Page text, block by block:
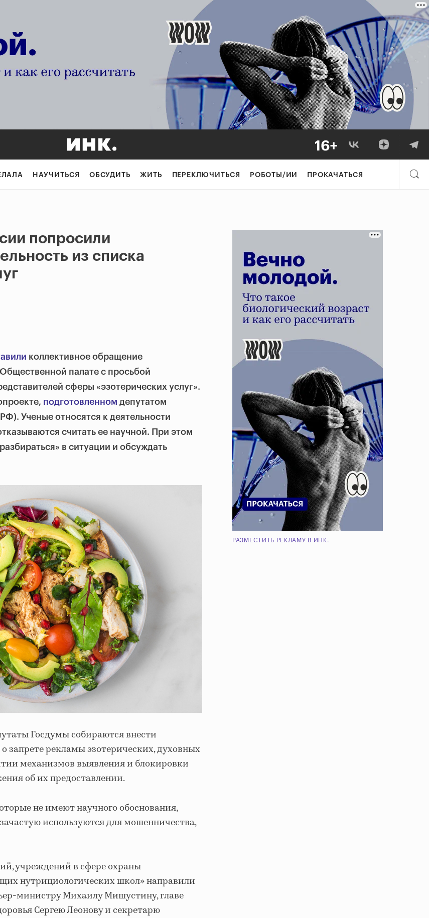
НАУЧИТЬСЯ ОБСУДИТЬ ЖИТЬ ПЕРЕКЛЮЧИТЬСЯ РОБОТЫ/ИИ ПРОКАЧАТЬСЯ
попросили
из списка
коллективное обращение
палате с просьбой
сферы «эзотерических услуг».
подготовленном депутатом
Ученые относятся к деятельности
считать ее научной. При этом
в ситуации и обсуждать
Госдумы собираются внести
запрете рекламы эзотерических, духовных
механизмов выявления и блокировки
об их предоставлении.
не имеют научного обоснования,
используются для мошенничества,
учреждений в сфере охраны
нутрициологических школ» направили
министру Михаилу Мишустину, главе
Сергею Леонову и секретарю
РАЗМЕСТИТЬ РЕКЛАМУ В ИНК.